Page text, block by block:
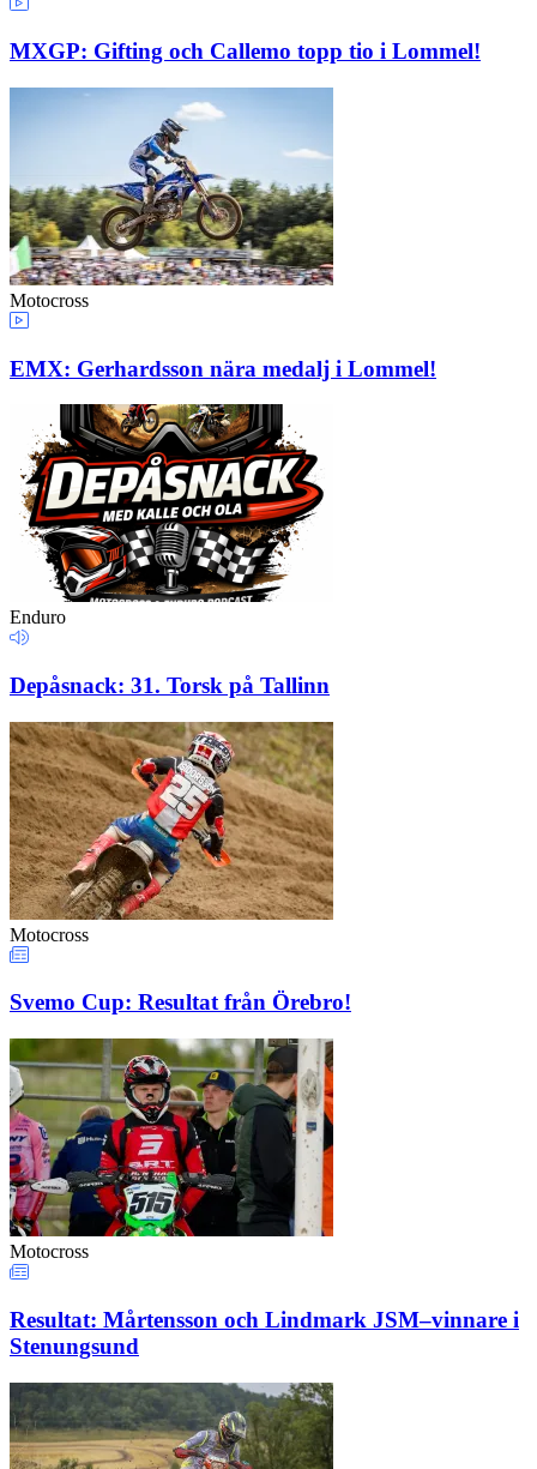
MXGP: Gifting och Callemo topp tio i Lommel!
Motocross
EMX: Gerhardsson nära medalj i Lommel!
Enduro
Depåsnack: 31. Torsk på Tallinn
Motocross
Svemo Cup: Resultat från Örebro!
Motocross
Resultat: Mårtensson och Lindmark JSM–vinnare i
Stenungsund